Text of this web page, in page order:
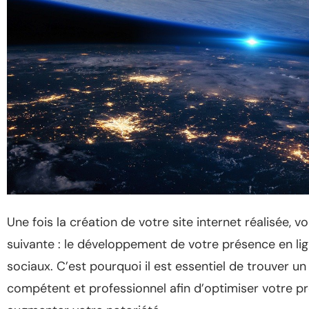
Une fois la création de votre site internet réalisée,
suivante : le développement de votre présence en
sociaux. C’est pourquoi il est essentiel de trouver un
compétent et professionnel afin d’optimiser votre